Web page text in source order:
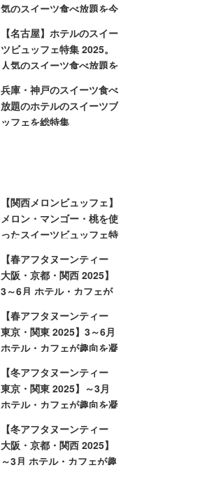
気のスイーツ食べ放題を今
すぐ予約
【名古屋】ホテルのスイー
ツビュッフェ特集 2025。
人気のスイーツ食べ放題を
今すぐ予約
兵庫・神戸のスイーツ食べ
放題のホテルのスイーツブ
ッフェを総特集
【関西メロンビュッフェ】
メロン・マンゴー・桃を使
ったスイーツビュッフェ特
集 2025！大阪・京都・兵
庫
【春アフタヌーンティー
大阪・京都・関西 2025】
3～6月 ホテル・カフェが
趣向を凝らした旬のアフタ
ヌーンティー
【春アフタヌーンティー
東京・関東 2025】3～6月
ホテル・カフェが趣向を凝
らした旬のアフタヌーンテ
ィー
【冬アフタヌーンティー
東京・関東 2025】～3月
ホテル・カフェが趣向を凝
らした旬のアフタヌーンテ
ィー
【冬アフタヌーンティー
大阪・京都・関西 2025】
～3月 ホテル・カフェが趣